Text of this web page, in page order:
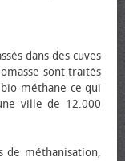
dans des cuves
sont traités
méthane ce qui
ville de 12.000
de méthanisation,